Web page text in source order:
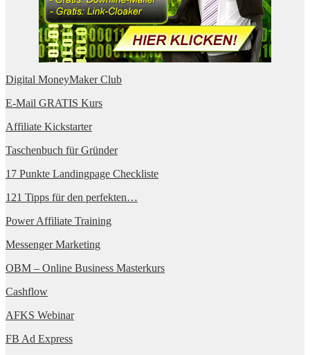
Digital MoneyMaker Club
E-Mail GRATIS Kurs
Affiliate Kickstarter
Taschenbuch für Gründer
17 Punkte Landingpage Checkliste
121 Tipps für den perfekten…
Power Affiliate Training
Messenger Marketing
OBM – Online Business Masterkurs
Cashflow
AFKS Webinar
FB Ad Express